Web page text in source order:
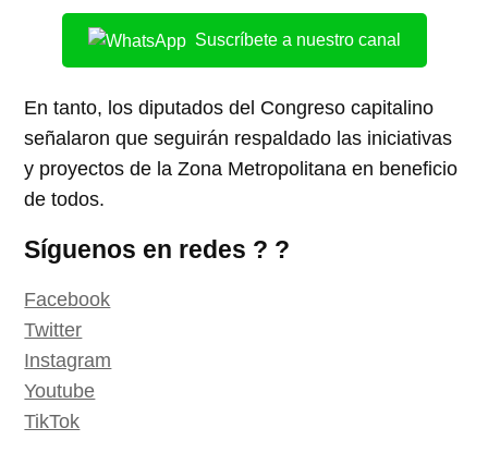
Suscríbete a nuestro canal
En tanto, los diputados del Congreso capitalino
señalaron que seguirán respaldado las iniciativas
y proyectos de la Zona Metropolitana en beneficio
de todos.
Síguenos en redes ? ?
Facebook
Twitter
Instagram
Youtube
TikTok